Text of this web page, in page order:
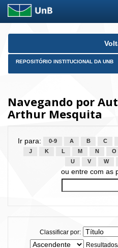
Skip
REPOSITÓRIO INSTITUCIONAL DA UNB
Navegando por
Arthur Mesquita
Ir para: 0-9 A B C
J
K L M N O
U
V W
ou entre com as
Classificar por: